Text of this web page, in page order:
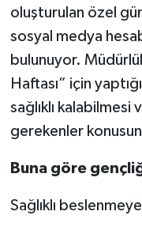
oluşturulan özel
sosyal medya
bulunuyor.
Haftası” için
sağlıklı kalabilmesi
gerekenler
Buna göre
Sağlıklı